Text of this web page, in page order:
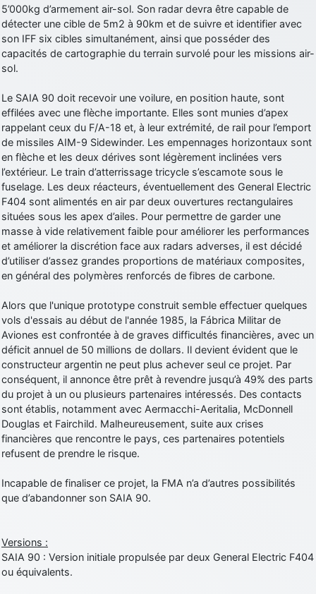
d9pouces: Ça me casse quand même bien les pieds, j’avoue
jericho: Pour moi tout est à nouveau OK dirait-on… Merci à toi.
d9pouces : En espérant n’avoir coupé les accessoires de personne
au passage !
un peu mieux
d9pouces: cette fois, c'est le Brésil et Singapour qui mettent le site
par terre
jericho: Ah ben je peux te confirmer que j'étais resté dans le filtre…
d9pouces: Désolé ! Mon filtrage a été un peu trop violent
manifestement
tout voir
5’000kg d’armement air-sol. Son radar devra être capable de
détecter une cible de 5m2 à 90km et de suivre et identifier avec
son IFF six cibles simultanément, ainsi que posséder des
capacités de cartographie du terrain survolé pour les missions air-
sol.
Le SAIA 90 doit recevoir une voilure, en position haute, sont
effilées avec une flèche importante. Elles sont munies d’apex
rappelant ceux du F/A-18 et, à leur extrémité, de rail pour l’emport
de missiles AIM-9 Sidewinder. Les empennages horizontaux sont
en flèche et les deux dérives sont légèrement inclinées vers
l’extérieur. Le train d’atterrissage tricycle s’escamote sous le
fuselage. Les deux réacteurs, éventuellement des General Electric
F404 sont alimentés en air par deux ouvertures rectangulaires
situées sous les apex d’ailes. Pour permettre de garder une
masse à vide relativement faible pour améliorer les performances
et améliorer la discrétion face aux radars adverses, il est décidé
d’utiliser d’assez grandes proportions de matériaux composites,
en général des polymères renforcés de fibres de carbone.
Alors que l'unique prototype construit semble effectuer quelques
vols d'essais au début de l'année 1985, la Fábrica Militar de
Aviones est confrontée à de graves difficultés financières, avec un
déficit annuel de 50 millions de dollars. Il devient évident que le
constructeur argentin ne peut plus achever seul ce projet. Par
conséquent, il annonce être prêt à revendre jusqu’à 49% des parts
du projet à un ou plusieurs partenaires intéressés. Des contacts
sont établis, notamment avec Aermacchi-Aeritalia, McDonnell
Douglas et Fairchild. Malheureusement, suite aux crises
financières que rencontre le pays, ces partenaires potentiels
refusent de prendre le risque.
Incapable de finaliser ce projet, la FMA n’a d’autres possibilités
que d’abandonner son SAIA 90.
Versions :
SAIA 90 : Version initiale propulsée par deux General Electric F404
ou équivalents.